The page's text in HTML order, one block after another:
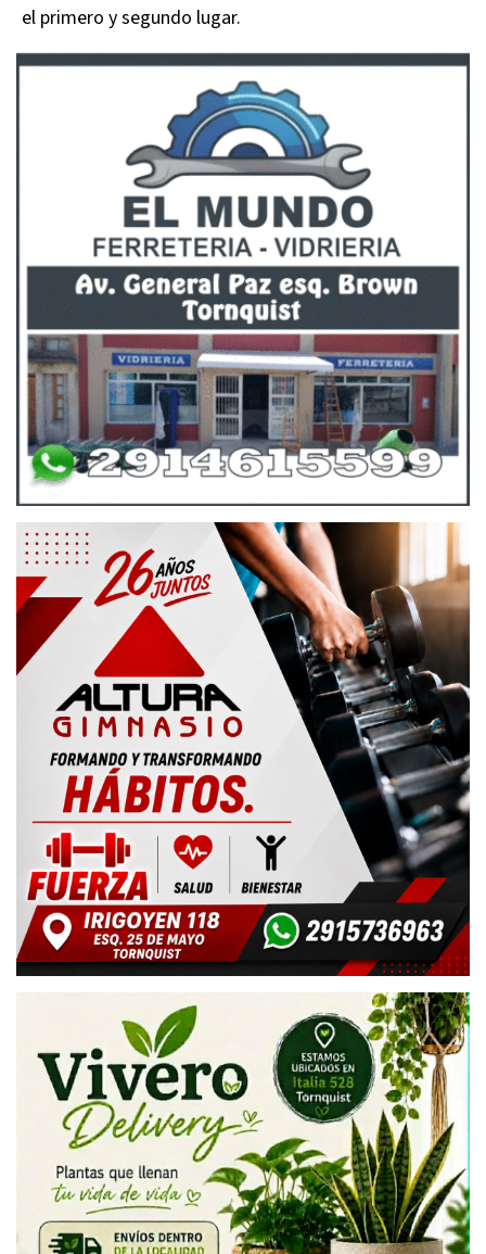
el primero y segundo lugar.